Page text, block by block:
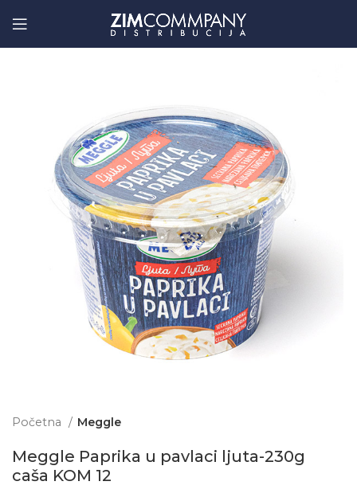
Početna Meggle
Meggle Paprika u pavlaci ljuta-230g
caša KOM 12